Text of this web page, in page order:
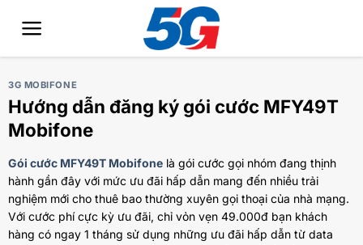
3G MOBIFONE
Hướng dẫn đăng ký gói cước MFY49T
Mobifone
Gói cước MFY49T Mobifone là gói cước gọi nhóm đang thịnh
hành gần đây với mức ưu đãi hấp dẫn mang đến nhiều trải
nghiệm mới cho thuê bao thường xuyên gọi thoại của nhà mạng.
Với cước phí cực kỳ ưu đãi, chỉ vỏn vẹn 49.000đ bạn khách
hàng có ngay 1 tháng sử dụng những ưu đãi hấp dẫn từ data